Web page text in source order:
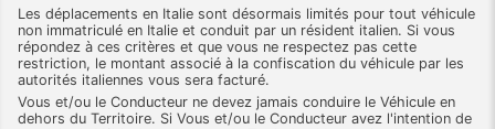
Les déplacements en Italie sont désormais limités pour tout véhicule
non immatriculé en Italie et conduit par un résident italien. Si vous
répondez à ces critères et que vous ne respectez pas cette
restriction, le montant associé à la confiscation du véhicule par les
autorités italiennes vous sera facturé.
Vous et/ou le Conducteur ne devez jamais conduire le Véhicule en
dehors du Territoire. Si Vous et/ou le Conducteur avez l'intention de